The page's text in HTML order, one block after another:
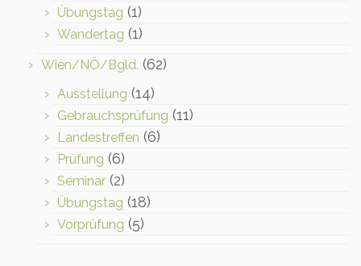
Übungstag (1)
Wandertag (1)
Wien/NÖ/Bgld. (62)
Ausstellung (14)
Gebrauchsprüfung (11)
Landestreffen (6)
Prüfung (6)
Seminar (2)
Übungstag (18)
Vorprüfung (5)